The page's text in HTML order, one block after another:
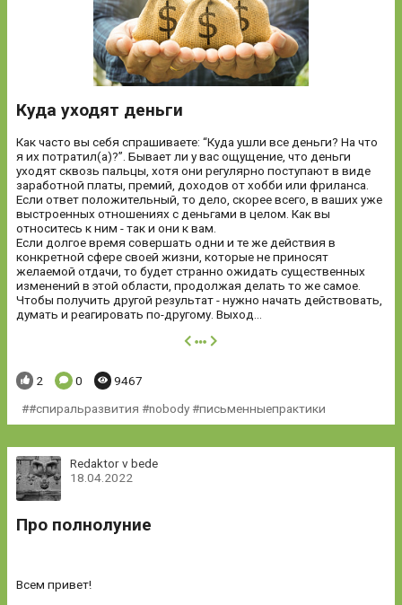
Куда уходят деньги
Как часто вы себя спрашиваете: “Куда ушли все деньги? На что
я их потратил(а)?”. Бывает ли у вас ощущение, что деньги
уходят сквозь пальцы, хотя они регулярно поступают в виде
заработной платы, премий, доходов от хобби или фриланса.
Если ответ положительный, то дело, скорее всего, в ваших уже
выстроенных отношениях с деньгами в целом. Как вы
относитесь к ним - так и они к вам.
Если долгое время совершать одни и те же действия в
конкретной сфере своей жизни, которые не приносят
желаемой отдачи, то будет странно ожидать существенных
изменений в этой области, продолжая делать то же самое.
Чтобы получить другой результат - нужно начать действовать,
думать и реагировать по-другому. Выход...
далее
Понравилось:
2 Комментариев:
0 Просмотров:
9467
#спиральразвития #nobody #письменныепрактики
Redaktor v bede
18.04.2022
Про полнолуние
Всем привет!